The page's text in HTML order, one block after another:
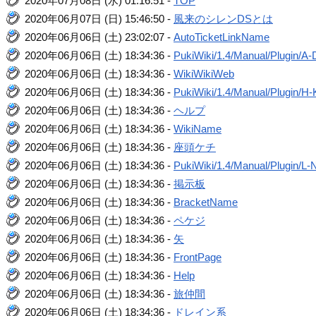
2020年06月07日 (日) 15:46:50 - 風来のシレンDSとは
2020年06月06日 (土) 23:02:07 -AutoTicketLinkName
2020年06月06日 (土) 18:34:36 - PukiWiki/1.4/Manual/Plugin/A-
2020年06月06日 (土) 18:34:36 -WikiWikiWeb
2020年06月06日 (土) 18:34:36 - PukiWiki/1.4/Manual/Plugin/H-
2020年06月06日 (土) 18:34:36 -ヘルプ
2020年06月06日 (土) 18:34:36 -WikiName
2020年06月06日 (土) 18:34:36 - 座頭ケチ
2020年06月06日 (土) 18:34:36 - PukiWiki/1.4/Manual/Plugin/L-
2020年06月06日 (土) 18:34:36 -掲示板
2020年06月06日 (土) 18:34:36 - BracketName
2020年06月06日 (土) 18:34:36 -ペケジ
2020年06月06日 (土) 18:34:36 - 矢
2020年06月06日 (土) 18:34:36 - FrontPage
2020年06月06日 (土) 18:34:36 - Help
2020年06月06日 (土) 18:34:36 -旅仲間
2020年06月06日 (土) 18:34:36 - ドレイン系